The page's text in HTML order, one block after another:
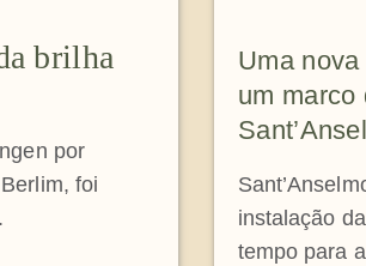
brilha
por
foi
Uma
um marco
instalação
tempo para